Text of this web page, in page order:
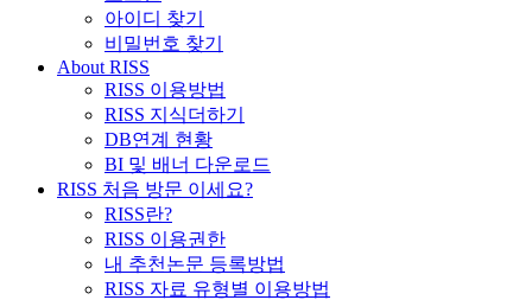
아이디 찾기
비밀번호 찾기
About RISS
RISS 이용방법
RISS 지식더하기
DB연계 현황
BI 및 배너 다운로드
RISS 처음 방문 이세요?
RISS란?
RISS 이용권한
내 추천논문 등록방법
RISS 자료 유형별 이용방법